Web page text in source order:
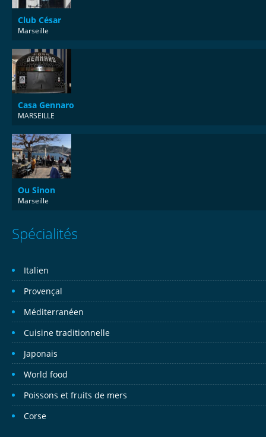
Club César
Marseille
Casa Gennaro
MARSEILLE
Ou Sinon
Marseille
Spécialités
Italien
Provençal
Méditerranéen
Cuisine traditionnelle
Japonais
World food
Poissons et fruits de mers
Corse